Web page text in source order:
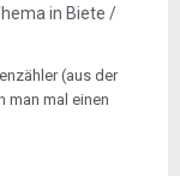
in Biete /
(aus der
man mal einen